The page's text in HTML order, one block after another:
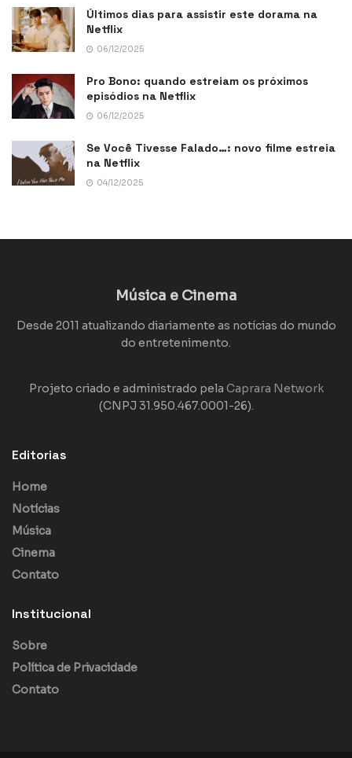
Últimos dias para assistir este dorama na
Netflix
06/12/2025
Pro Bono: quando estreiam os próximos
episódios na Netflix
06/12/2025
Se Você Tivesse Falado…: novo filme estreia
na Netflix
04/12/2025
Música e Cinema
Desde 2011 atualizando diariamente as notícias do mundo
do entretenimento.
Projeto criado e administrado pela Caprara Network
(CNPJ 31.950.467.0001-26).
Editorias
Home
Notícias
Música
Cinema
Contato
Institucional
Sobre
Política de Privacidade
Contato